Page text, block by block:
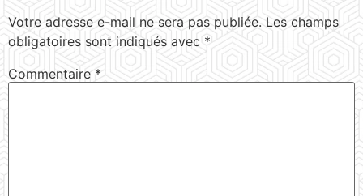
Votre adresse e-mail ne sera pas publiée. Les champs
obligatoires sont indiqués avec *
Commentaire *